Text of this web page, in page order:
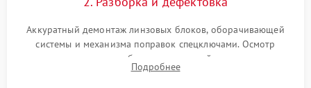
Аккуратный демонтаж линзовых блоков, оборачивающей
системы и механизма поправок спецключами. Осмотр
внутренних резьбовых соединений, пружин и
уплотнительных колец. Поиск причин люфта, смещения
Подробнее